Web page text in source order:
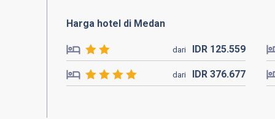
Harga hotel di Medan
dari IDR 125.559
dari IDR 376.677